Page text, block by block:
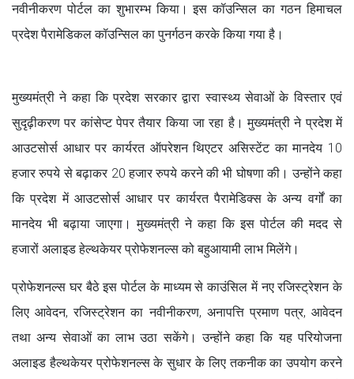
नवीनीकरण पोर्टल का शुभारम्भ किया। इस कॉउन्सिल का गठन हिमाचल
प्रदेश पैरामेडिकल कॉउन्सिल का पुनर्गठन करके किया गया है।
मुख्यमंत्री ने कहा कि प्रदेश सरकार द्वारा स्वास्थ्य सेवाओं के विस्तार एवं
सुदृढ़ीकरण पर कांसेप्ट पेपर तैयार किया जा रहा है। मुख्यमंत्री ने प्रदेश में
आउटसोर्स आधार पर कार्यरत ऑपरेशन थिएटर असिस्टेंट का मानदेय 10
हजार रुपये से बढ़ाकर 20 हजार रुपये करने की भी घोषणा की। उन्होंने कहा
कि प्रदेश में आउटसोर्स आधार पर कार्यरत पैरामेडिक्स के अन्य वर्गों का
मानदेय भी बढ़ाया जाएगा। मुख्यमंत्री ने कहा कि इस पोर्टल की मदद से
हजारों अलाइड हेल्थकेयर प्रोफेशनल्स को बहुआयामी लाभ मिलेंगे।
प्रोफेशनल्स घर बैठे इस पोर्टल के माध्यम से काउंसिल में नए रजिस्ट्रेशन के
लिए आवेदन, रजिस्ट्रेशन का नवीनीकरण, अनापत्ति प्रमाण पत्र, आवेदन
तथा अन्य सेवाओं का लाभ उठा सकेंगे। उन्होंने कहा कि यह परियोजना
अलाइड हैल्थकेयर प्रोफेशनल्स के सुधार के लिए तकनीक का उपयोग करने